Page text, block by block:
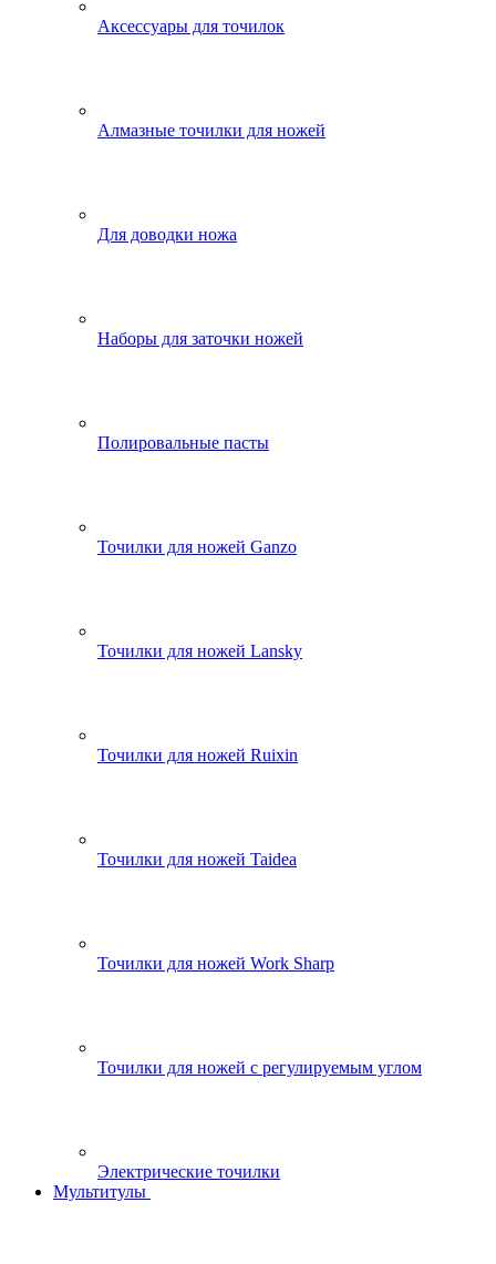
Аксессуары для точилок
Алмазные точилки для ножей
Для доводки ножа
Наборы для заточки ножей
Полировальные пасты
Точилки для ножей Ganzo
Точилки для ножей Lansky
Точилки для ножей Ruixin
Точилки для ножей Taidea
Точилки для ножей Work Sharp
Точилки для ножей с регулируемым углом
Электрические точилки
Мультитулы